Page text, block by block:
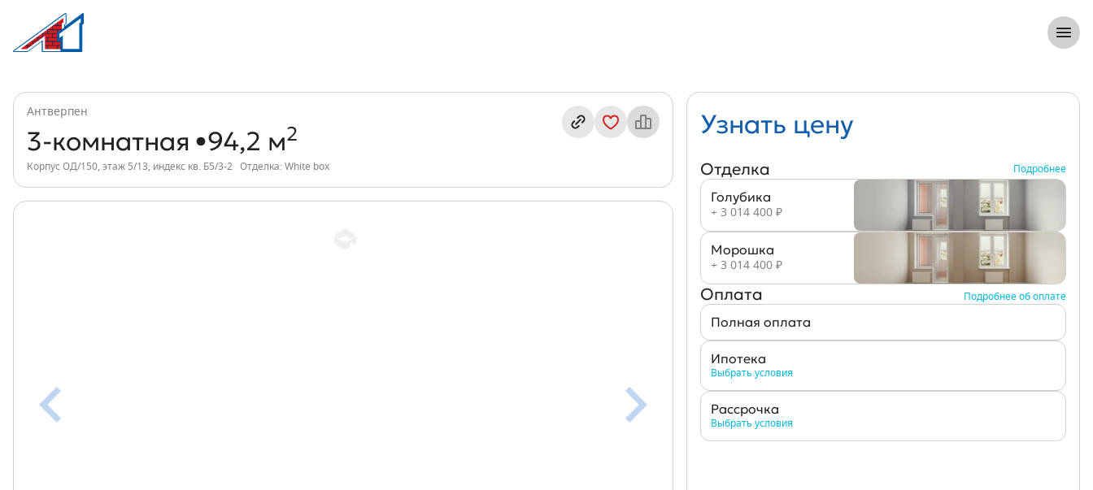
3-комнатная, 94 м², ЖК Антверпен, индекс кв. Б5/3-2
Информация о квартире
3-комнатная 94,2 м2
Антверпен
Корпус ОД/150, этаж 5/13, индекс кв. Б5/3-2 Отделка: White box
Узнать цену
Отделка Подробнее
Голубика
+ 3 014 400 ₽
Морошка
+ 3 014 400 ₽
Оплата Подробнее об оплате
Полная оплата
Ипотека
Выбрать условия
Рассрочка
Выбрать условия